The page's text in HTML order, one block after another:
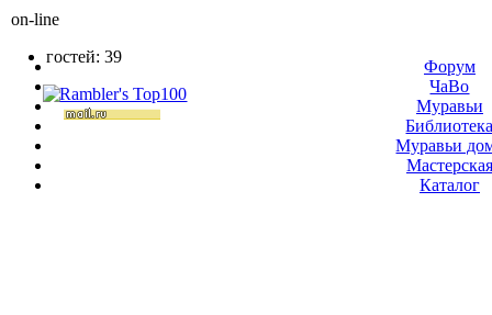
on-line
гостей: 39
Форум
ЧаВо
Муравьи
Муравьи
Мастерская
Каталог